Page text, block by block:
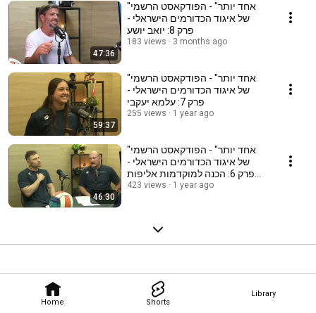
Home Shorts
Library
47:36
"אחד יותר" - הפודקאסט הרשמי
של איגוד הכדורמים הישראלי -
פרק 8: יואב יושע
183 views 3 months ago
59:37
"אחד יותר" - הפודקאסט הרשמי
של איגוד הכדורמים הישראלי -
פרק 7: עלמא יעקבי
255 views 1 year ago
46:30
"אחד יותר" - הפודקאסט הרשמי
של איגוד הכדורמים הישראלי -
פרק 6: הכנה למוקדמות אליפות
אירופה
423 views 1 year ago